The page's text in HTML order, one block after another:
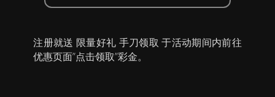
注册就送 限量好礼 手刀领取 于活动期间内前往
优惠页面”点击领取”彩金。